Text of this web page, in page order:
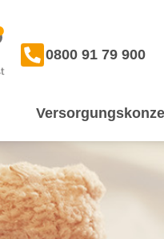
0800 91 79 900